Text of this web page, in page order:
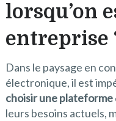
lorsqu’on
entreprise
Dans le paysage en
électronique, il est
choisir une plateforme
leurs besoins actuels,